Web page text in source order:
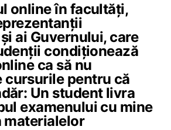
online în facultăți,
ai Guvernului, care
condiționează
ca să nu
cursurile pentru că
Un student livra
examenului cu mine
materialelor